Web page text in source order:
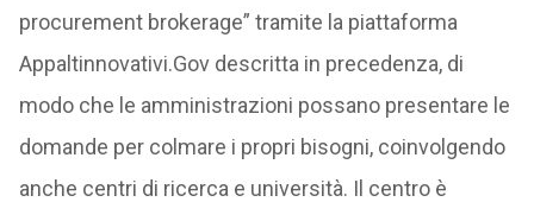
procurement brokerage” tramite la piattaforma
Appaltinnovativi.Gov descritta in precedenza, di
modo che le amministrazioni possano presentare le
domande per colmare i propri bisogni, coinvolgendo
anche centri di ricerca e università. Il centro è